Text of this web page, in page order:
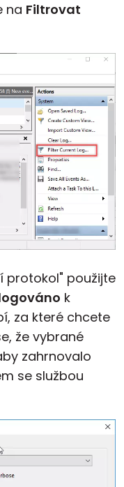
na Filtrovat
protokol" použijte
k
za které chcete
že vybrané
zahrnovalo
se službou